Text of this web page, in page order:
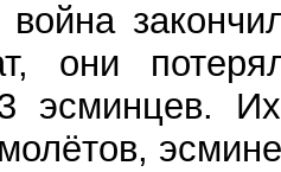
они
эсминцев.